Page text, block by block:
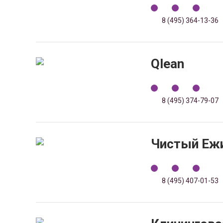
8 (495) 364-13-36
Qlean
8 (495) 374-79-07
Чистый
8 (495) 407-01-53